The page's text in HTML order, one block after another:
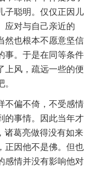
子聪明。仅仅正因儿
应对与自己亲近的
然也根本不愿意坚信
事。于是在同等条件
上风，疏远一些的便
不偏不倚，不受感情
的事情。因此当年才
诸葛亮做得没有如来
正因他不是佛。但也
感情并没有影响他对